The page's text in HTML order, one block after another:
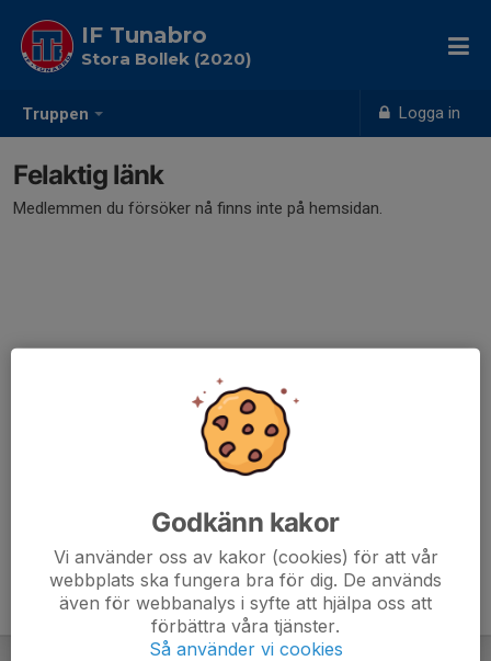
Truppen Logga in
IF Tunabro
Stora Bollek (2020)
Felaktig länk
Medlemmen du försöker nå finns inte på hemsidan.
Godkänn kakor
Vi använder oss av kakor (cookies) för att vår
webbplats ska fungera bra för dig. De används
även för webbanalys i syfte att hjälpa oss att
förbättra våra tjänster.
Så använder vi cookies